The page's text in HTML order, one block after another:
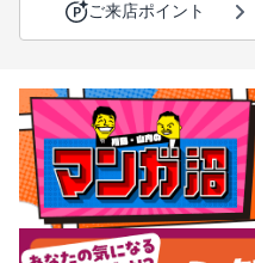
ご来店ポイント